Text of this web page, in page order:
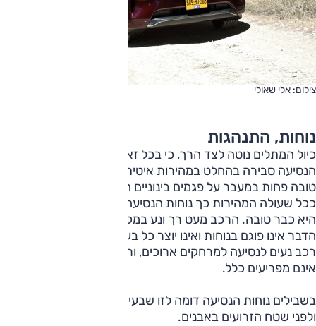
צילום: אלי שאולי
נוחות, התנהגות
כיול המתלים נוטה לצד הרך, כי בכל זאת אמריקה. בעיר נוחות
הנסיעה סבירה בהחלט במהירות איטית על אספלט עם טלאים,
טובה פחות במעבר על פגמים בינוניים המורגשים מדי לעיתים.
ככל שעולה המהירות כך נוחות הנסיעה משתפרת, ומחוץ לעיר
היא כבר טובה. הרכב מעט רך ונע במקצת על כביש גלי, אבל
הדבר אינו פוגם בנוחות ואינו יוצר כל בעיה בנהיגה מהירה. זהו
רכב נעים לנסיעה למרחקים ארוכים, ורעשי הכביש המורגשים
אינם מפריעים כלל.
בשבילים נוחות הנסיעה דומה לזו שבעיר, עם רגישות לשינויי גובה
ולפני שטח הזרועים באבנים.